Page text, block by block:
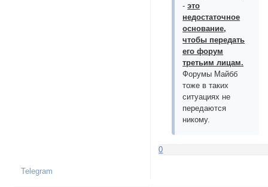
-это
недостаточное
основание,
чтобы передать
его форум
третьим лицам.
Форумы Майбб
тоже в таких
ситуациях не
передаются
никому.
0
Telegram